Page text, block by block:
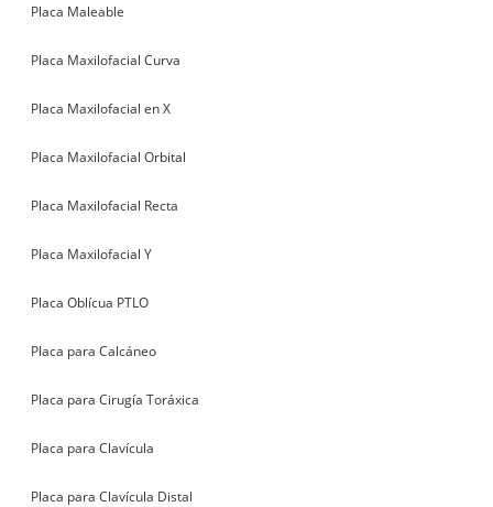
Placa Maleable
Placa Maxilofacial Curva
Placa Maxilofacial en X
Placa Maxilofacial Orbital
Placa Maxilofacial Recta
Placa Maxilofacial Y
Placa Oblícua PTLO
Placa para Calcáneo
Placa para Cirugía Toráxica
Placa para Clavícula
Placa para Clavícula Distal